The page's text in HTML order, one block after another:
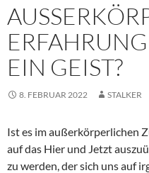
IN GEIST?
8. FEBRUAR 2022 STALKER
Ist es im außerkörperlichen
auf das Hier und Jetzt
zu werden, der sich uns auf